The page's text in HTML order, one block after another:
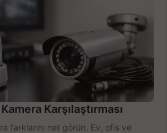
Karşılaştırması
farklarını net görün. Ev, ofis ve